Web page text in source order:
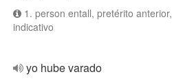
1. person entall, pretérito anterior,
indicativo
yo hube varado